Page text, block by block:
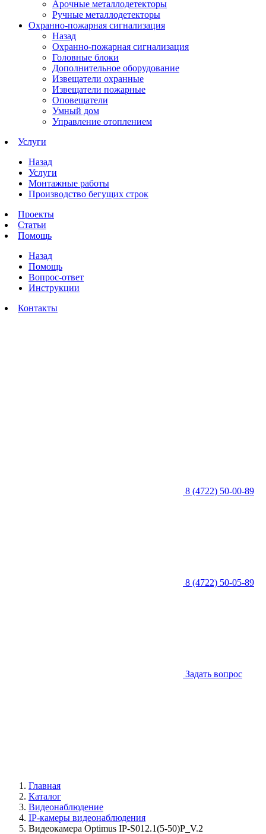
Арочные металлодетекторы
Ручные металлодетекторы
Охранно-пожарная сигнализация
Назад
Охранно-пожарная сигнализация
Головные блоки
Дополнительное оборудование
Извещатели охранные
Извещатели пожарные
Оповещатели
Умный дом
Управление отоплением
Услуги
Назад
Услуги
Монтажные работы
Производство бегущих строк
Проекты
Статьи
Помощь
Назад
Помощь
Вопрос-ответ
Инструкции
Контакты
8 (4722) 50-00-89
8 (4722) 50-05-89
Задать вопрос
Главная
Каталог
Видеонаблюдение
IP-камеры видеонаблюдения
Видеокамера Optimus IP-S012.1(5-50)P_V.2